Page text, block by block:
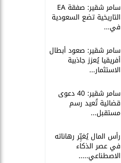
سامر شقير: صفقة EA
التاريخية تضع السعودية
في...
سامر شقير: صعود أبطال
أفريقيا يُعزز جاذبية
الاستثمار...
سامر شقير: 40 دعوى
قضائية تُعيد رسم
مستقبل...
رأس المال يُغيِّر رهاناته
في عصر الذكاء
الاصطناعي.....